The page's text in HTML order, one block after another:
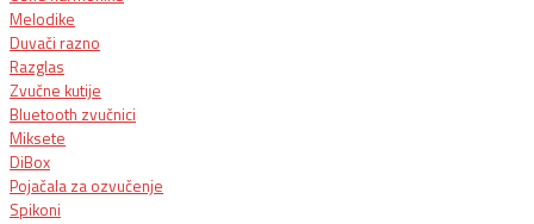
Melodike
Duvači razno
Razglas
Zvučne kutije
Bluetooth zvučnici
Miksete
DiBox
Pojačala za ozvučenje
Spikoni